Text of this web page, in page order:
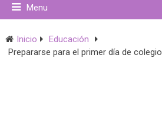
Menu
Inicio
Educación
Prepararse para el primer día de colegio